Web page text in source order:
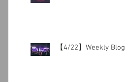
【4/22】Weekly Blog